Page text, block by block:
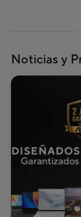
Noticias y